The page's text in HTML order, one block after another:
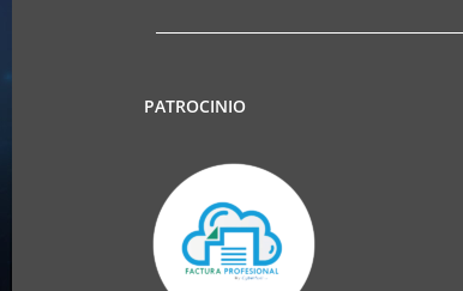
PATROCINIO